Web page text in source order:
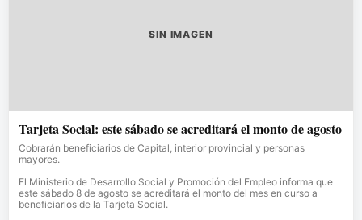
SIN IMAGEN
Tarjeta Social: este sábado se acreditará el monto de agosto
Cobrarán beneficiarios de Capital, interior provincial y personas
mayores.
El Ministerio de Desarrollo Social y Promoción del Empleo informa que
este sábado 8 de agosto se acreditará el monto del mes en curso a
beneficiarios de la Tarjeta Social.